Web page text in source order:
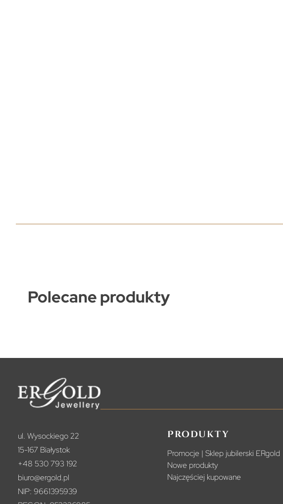
Polecane produkty
ul. Wysockiego 22
15-167 Białystok
+48 530 793 192
biuro@ergold.pl
NIP: 9661395939
Produkty
Promocje | Sklep jubilerski ERgold
Nowe produkty
Najczęściej kupowane